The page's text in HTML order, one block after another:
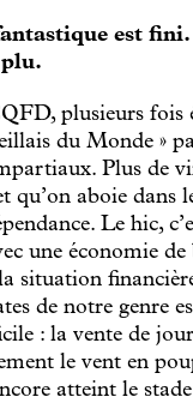
est fini.
plu.
plusieurs fois
du Monde »
Plus de
qu’on aboie dans
Le hic,
une économie de
situation
de notre genre
: la vente de
le vent en
atteint le